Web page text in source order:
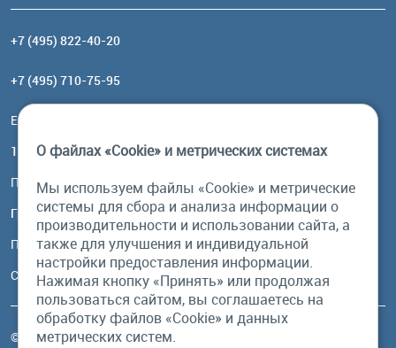
+7 (495) 822-40-20
+7 (495) 710-75-95
Email:
117485, Москва, ул. Профсоюзная, 84/32, корп 1
Посмотреть на карте
График работы
Пн-Пт: с 10:00 до 18:00
Сб, Вс: выходной
© Бурый Медведь MMXXVI. Все права защищены.
О файлах «Cookie» и метрических системах
Мы используем файлы «Cookie» и метрические
системы для сбора и анализа информации о
производительности и использовании сайта, а
также для улучшения и индивидуальной
настройки предоставления информации.
Нажимая кнопку «Принять» или продолжая
пользоваться сайтом, вы соглашаетесь на
обработку файлов «Cookie» и данных
метрических систем.